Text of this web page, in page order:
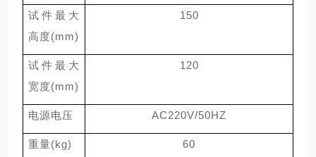
试件最大
高度(mm)
150
试件最大
宽度(mm)
120
电源电压 AC220V/50HZ
重量(kg) 60